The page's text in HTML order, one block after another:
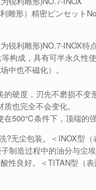
雕形）精密ピンセット
锐利雕形)NO.7-INOX特
构成，具有可半永久性使
中也不磁化）。
硬度，刃先不磨损不变形
也完全不会变化。
500℃条件下，顶端的强
?无尘包装。＜INOX型（
制造过程中的油分与尘
性良好。＜TITAN型（